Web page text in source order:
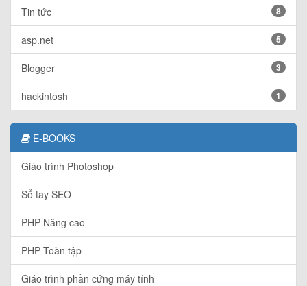
Tin tức 8
asp.net 5
Blogger 3
hackintosh 1
E-BOOKS
Giáo trình Photoshop
Sổ tay SEO
PHP Nâng cao
PHP Toàn tập
Giáo trình phần cứng máy tính